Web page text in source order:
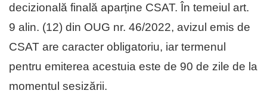
decizională finală aparține CSAT. În temeiul art.
9 alin. (12) din OUG nr. 46/2022, avizul emis de
CSAT are caracter obligatoriu, iar termenul
pentru emiterea acestuia este de 90 de zile de la
momentul sesizării.